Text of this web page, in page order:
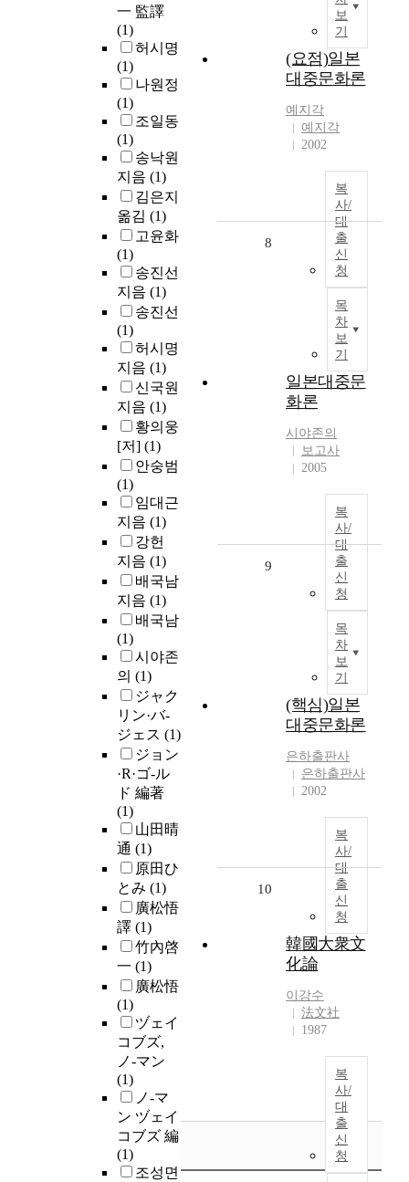
一 監譯
(1)
허시명
(1)
나원정
(1)
조일동
(1)
송낙원
지음 (1)
김은지
옮김 (1)
고윤화
(1)
송진선
지음 (1)
송진선
(1)
허시명
지음 (1)
신국원
지음 (1)
황의웅
[저] (1)
안숭범
(1)
임대근
지음 (1)
강헌
지음 (1)
배국남
지음 (1)
배국남
(1)
시야존
의 (1)
ジャク
リン·バ-
ジェス (1)
ジョン
·R·ゴ-ル
ド 編著
(1)
山田晴
通 (1)
原田ひ
とみ (1)
廣松悟
譯 (1)
竹內啓
一 (1)
廣松悟
(1)
ヅェイ
コブズ,
ノ-マン
(1)
ノ-マ
ン ヅェイ
コブズ 編
(1)
조성면
보
기
(요점)일본
대중문화론
예지각
예지각
2002
복
사/
대
출
신
청
목
차
보
기
8
일본대중문
화론
시야존의
보고사
2005
복
사/
대
출
신
청
목
차
보
기
9
(핵심)일본
대중문화론
은하출판사
은하출판사
2002
복
사/
대
출
신
청
10
韓國大衆文
化論
이강수
法文社
1987
복
사/
대
출
신
청